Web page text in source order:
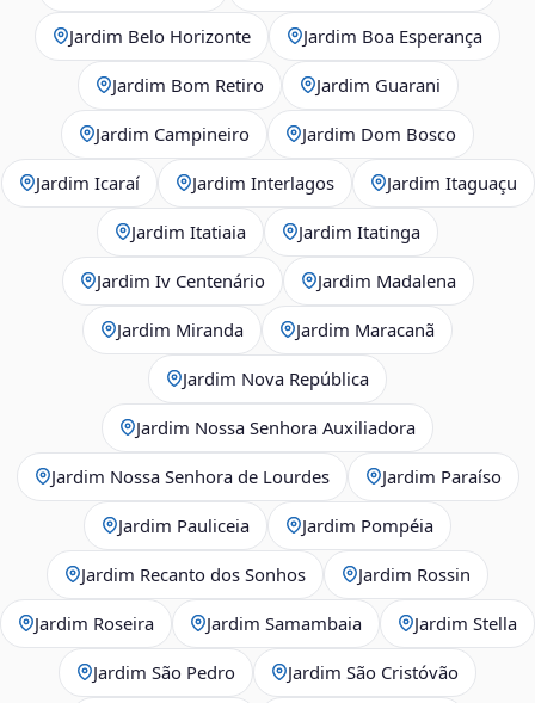
Jardim Belo Horizonte Jardim Boa Esperança
Jardim Bom Retiro Jardim Guarani
Jardim Campineiro Jardim Dom Bosco
Jardim Icaraí Jardim Interlagos Jardim Itaguaçu
Jardim Itatiaia Jardim Itatinga
Jardim Iv Centenário Jardim Madalena
Jardim Miranda Jardim Maracanã
Jardim Nova República
Jardim Nossa Senhora Auxiliadora
Jardim Nossa Senhora de Lourdes Jardim Paraíso
Jardim Pauliceia Jardim Pompéia
Jardim Recanto dos Sonhos Jardim Rossin
Jardim Roseira Jardim Samambaia Jardim Stella
Jardim São Pedro Jardim São Cristóvão